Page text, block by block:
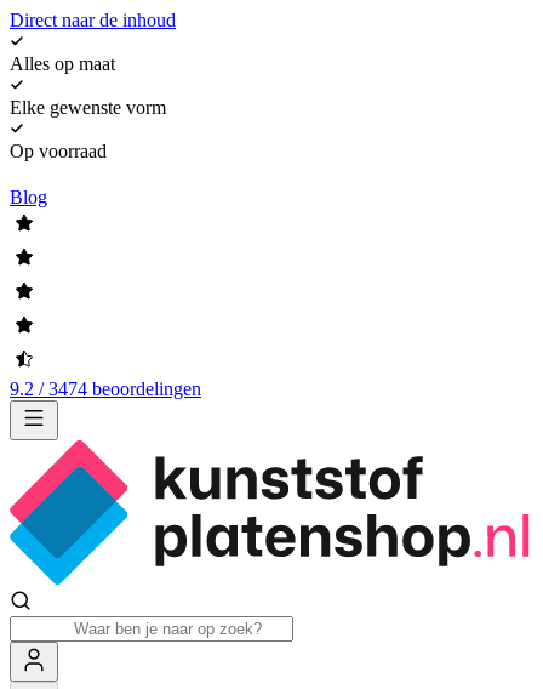
Direct naar de inhoud
Alles op maat
Elke gewenste vorm
Op voorraad
Blog
9.2 / 3474 beoordelingen